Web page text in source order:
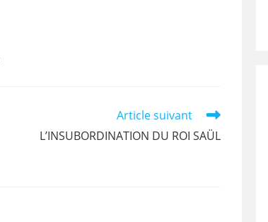
Article suivant
L’INSUBORDINATION DU ROI SAÜL